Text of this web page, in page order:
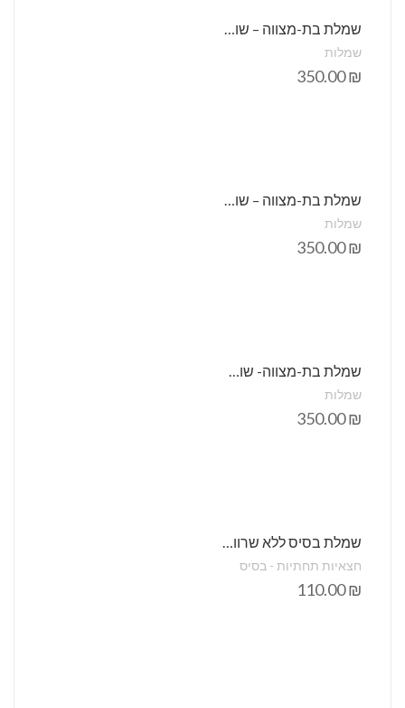
שמלת בת-מצווה – שושבינות – הלל לבן
שמלות
350.00₪
שמלת בת-מצווה – שושבינות – הלל קרם
שמלות
350.00₪
שמלת בת-מצווה- שושבינות – הלל תחרה
שמלות
350.00₪
שמלת בסיס ללא שרוול קומבניזון
חצאיות תחתיות - בסיס
110.00₪